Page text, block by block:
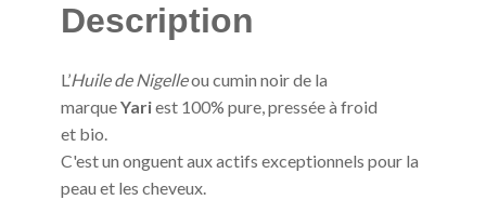
Description
L’Huile de Nigelleou cumin noir de la
marqueYariest 100% pure, pressée à froid
et bio.
C'est un onguent aux actifs exceptionnels pour la
peau et les cheveux.